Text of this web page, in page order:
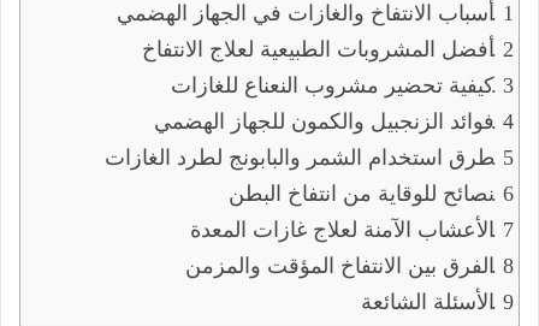
أسباب الانتفاخ والغازات في الجهاز الهضمي
أفضل المشروبات الطبيعية لعلاج الانتفاخ
كيفية تحضير مشروب النعناع للغازات
فوائد الزنجبيل والكمون للجهاز الهضمي
طرق استخدام الشمر والبابونج لطرد الغازات
نصائح للوقاية من انتفاخ البطن
الأعشاب الآمنة لعلاج غازات المعدة
الفرق بين الانتفاخ المؤقت والمزمن
الأسئلة الشائعة